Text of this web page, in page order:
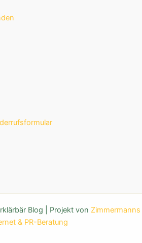
Blog | Projekt von Zimmermanns
& PR-Beratung